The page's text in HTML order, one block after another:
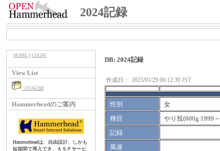
2024記録
HOME |LOGIN
View List
2024記録
Hammerheadのご案内
Hammerheadは、自由設計、しかも
短期間で導入でき、ＡＳＰサービ
DB: 2024記録
作成日： 2025/01/29 06:12:39 JST
性別
女
種目
やり投(600g 1999
記録
風速